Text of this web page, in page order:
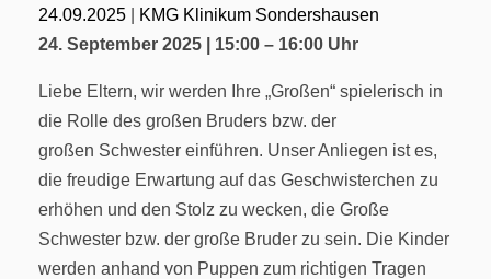
24.09.2025 | KMG Klinikum Sondershausen
24. September 2025 | 15:00 – 16:00 Uhr
Liebe Eltern, wir werden Ihre „Großen“ spielerisch in
die Rolle des großen Bruders bzw. der
großen Schwester einführen. Unser Anliegen ist es,
die freudige Erwartung auf das Geschwisterchen zu
erhöhen und den Stolz zu wecken, die Große
Schwester bzw. der große Bruder zu sein. Die Kinder
werden anhand von Puppen zum richtigen Tragen